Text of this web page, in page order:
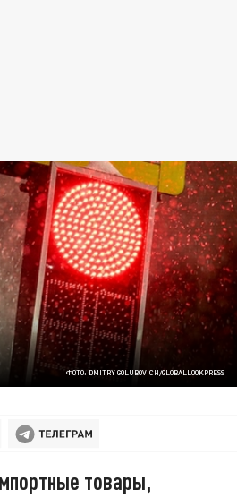
ФОТО: DMITRY GOLUBOVICH/GLOBALLOOKPRESS
товары,